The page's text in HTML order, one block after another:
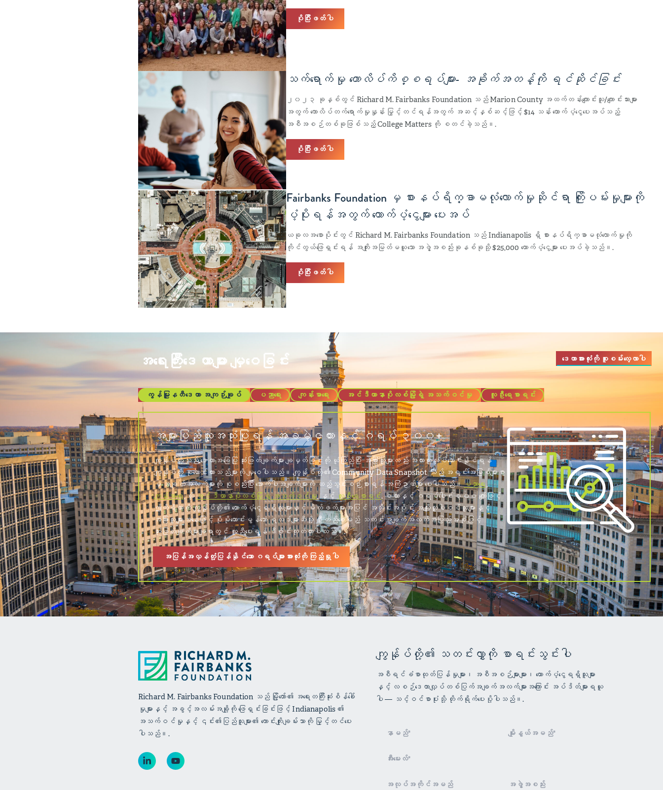
ပိုပြီးဖတ်ပါ
သက်ရောက်မှု ကောလိပ်ကိစ္စရပ်များ- အခိုက်အတန့်ကို ရင်ဆိုင်ခြင်း
၂၀၂၃ ခုနှစ်တွင် Richard M. Fairbanks Foundation သည် Marion County အထက်တန်းကျောင်းသူ/ကျောင်းသားများ
အတွက် ကောလိပ်တက်ရောက်မှုနှုန်း မြှင့်တင်ရန်အတွက် အဆင့်နှစ်ဆင့်ဖြင့် $14 သန်း ထောက်ပံ့ငွေပေးအပ်သည့်
အစီအစဉ်တစ်ခုဖြစ်သည့် College Matters ကို စတင်ခဲ့သည်။.
ပိုပြီးဖတ်ပါ
Fairbanks Foundation မှ စားနပ်ရိက္ခာမလုံလောက်မှုဆိုင်ရာ ကြိုးပမ်းမှုများကို
ပံ့ပိုးရန်အတွက် ထောက်ပံ့ငွေများ ပေးအပ်
ယခုလအစောပိုင်းတွင် Richard M. Fairbanks Foundation သည် Indianapolis ရှိ စားနပ်ရိက္ခာမလုံလောက်မှုကို
ကိုင်တွယ်ဖြေရှင်းရန် အကျိုးအမြတ်မယူသော အဖွဲ့အစည်းခုနစ်ခုသို့ $25,000 ထောက်ပံ့ငွေများ ပေးအပ်ခဲ့သည်။.
ပိုပြီးဖတ်ပါ
အရေးကြီးဒေတာများ မျှဝေခြင်း ဒေတာအားလုံးကို စူးစမ်းလေ့လာပါ
ကွန်မြူနတီဒေတာ အကျဉ်းချုပ် ပညာရေး ကျန်းမာရေး အင်ဒီယာနာပိုလစ်မြို့ရဲ့ အသက်ဝင်မှု လူဦးရေစာရင်း
အများပြည်သူအသုံးပြုရန် အခမဲ့ဇယားနှင့် ဂရပ် ၃၀၀+
ကျွန်ုပ်တို့သည် ဒေတာအခြေပြု ဆုံးဖြတ်ချက်များ ချမှတ်ခြင်းကို ယုံကြည်ပြီး အခြားသူများလည်း အလားတူလုပ်ဆောင်နိုင်ရန်
ကျွန်ုပ်တို့ စုဆောင်းထားသည်များကို မျှဝေပါသည်။ ကျွန်ုပ်တို့၏ Community Data Snapshot သည် အရင်းအမြစ်များစွာ
မှ အချက်အလက်များကို စုစည်းပြီး အောက်ပါအချက်များကို ထည့်သွင်းစဉ်းစားရန် အကြံဥာဏ်များ ပေးပါသည်။ပညာရေး,
ကျန်းမာရေး, ထိုအင်ဒီယာနာပိုလစ်မြို့ရဲ့ အသက်ဝင်မှု, နှင့် လူဦးရေစာရင်း. ဇယားနှင့် ဂရပ်ပေါင်း ၃၀၀ ကျော်ဖြင့်
ဤကိရိယာကို ကျွန်ုပ်တို့၏ ထောက်ပံ့ငွေရရှိသူများနှင့် မိတ်ဖက်များအပြင် အသိုင်းအဝိုင်း အကျိုးတူပါဝင်သူများနှင့်
အခြားသူများအနေဖြင့် ပိုမိုကောင်းမွန်သော ရလဒ်များဆီသို့ ဦးတည်စေမည့် သတင်းအချက်အလက်အပြည့်အစုံဖြင့်
ဆုံးဖြတ်ချက်များချရာတွင် ကူညီပေးရန် ဒီဇိုင်းထုတ်ထားပါသည်။.
အပြန်အလှန်တုံ့ပြန်နိုင်သော ဂရပ်များအားလုံးကို ကြည့်ရှုပါ
Richard M. Fairbanks Foundation သည် မြို့တော်၏ အရေးတကြီးဆုံးစိန်ခေါ်
မှုများနှင့် အခွင့်အလမ်းအချို့ကို ဖြေရှင်းခြင်းဖြင့် Indianapolis ၏
အသက်ဝင်မှုနှင့် ၎င်း၏ပြည်သူများ၏ ကောင်းကျိုးချမ်းသာကို မြှင့်တင်ပေး
ပါသည်။.
ကျွန်ုပ်တို့၏ သတင်းလွှာကို စာရင်းသွင်းပါ
အစီရင်ခံစာထုတ်ပြန်မှုများ၊ အစီအစဉ်များများ၊ ထောက်ပံ့ငွေရရှိသူများ
နှင့် လစဉ်ဒေတာလျှပ်တစ်ပြက်အချက်အလက်များအကြောင်း အပ်ဒိတ်များရယူ
ပါ — သင့်ဝင်စာပုံးသို့ တိုက်ရိုက်ပေးပို့ပါသည်။.
သတင်းလွှာ
သွင်းခြင်း